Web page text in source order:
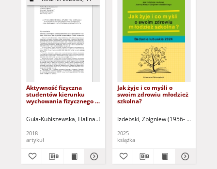
Aktywność fizyczna
studentów kierunku
wychowania fizycznego w
zachowań zdrowotnych =
undertaken by physical
education students in
health behaviors
Guła-Kubiszewska, Halina Dębska, Urszula Starościak, Wojciech
2018
artykuł
Jak żyje i co myśli o
swoim zdrowiu młodzież
szkolna?
Izdebski, Zbigniew (1956- ) - red.
2025
książka